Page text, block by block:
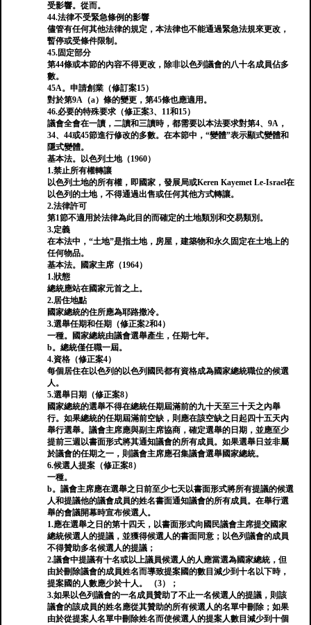
受影響。從而。
44.法律不受緊急條例的影響
儘管有任何其他法律的規定，本法律也不能通過緊急法規來更改，
暫停或受條件限制。
45.固定部分
第44條或本節的內容不得更改，除非以色列議會的八十名成員佔多
數。
45A。申請創業（修訂案15）
對於第9A（a）條的變更，第45條也應適用。
46.必要的特殊要求（修正案3、11和15）
議會全會在一讀，二讀和三讀時，都需要以本法要求對第4、9A，
34、44或45節進行修改的多數。在本節中，“變體”表示顯式變體和
隱式變體。
基本法。以色列土地（1960）
1.禁止所有權轉讓
以色列土地的所有權，即國家，發展局或Keren Kayemet Le-Israel在
以色列的土地，不得通過出售或任何其他方式轉讓。
2.法律許可
第1節不適用於法律為此目的而確定的土地類別和交易類別。
3.定義
在本法中，“土地”是指土地，房屋，建築物和永久固定在土地上的
任何物品。
基本法。國家主席（1964）
1.狀態
總統應站在國家元首之上。
2.居住地點
國家總統的住所應為耶路撒冷。
3.選舉任期和任期（修正案2和4）
一種。國家總統由議會選舉產生，任期七年。
b。總統僅任職一屆。
4.資格（修正案4）
每個居住在以色列的以色列國民都有資格成為國家總統職位的候選
人。
5.選舉日期（修正案8）
國家總統的選舉不得在總統任期屆滿前的九十天至三十天之內舉
行。如果總統的任期屆滿前空缺，則應在該空缺之日起四十五天內
舉行選舉。議會主席應與副主席協商，確定選舉的日期，並應至少
提前三週以書面形式將其通知議會的所有成員。如果選舉日並非屬
於議會的任期之一，則議會主席應召集議會選舉國家總統。
6.候選人提案（修正案8）
一種。
b。議會主席應在選舉之日前至少七天以書面形式將所有提議的候選
人和提議他的議會成員的姓名書面通知議會的所有成員。在舉行選
舉的會議開幕時宣布候選人。
1.應在選舉之日的第十四天，以書面形式向國民議會主席提交國家
總統候選人的提議，並獲得候選人的書面同意；以色列議會的成員
不得贊助多名候選人的提議；
2.議會中提議有十名或以上議員候選人的人應當選為國家總統，但
由於刪除議會的成員姓名而導致提案國的數目減少到十名以下時，
提案國的人數應少於十人。 （3）；
3.如果以色列議會的一名成員贊助了不止一名候選人的提議，則該
議會的該成員的姓名應從其贊助的所有候選人的名單中刪除；如果
由於從提案人名單中刪除姓名而使候選人的提案人數目減少到十個